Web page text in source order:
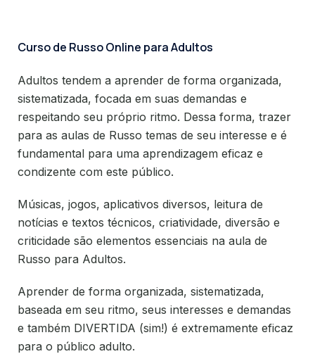
Curso de Russo Online para Adultos
Adultos tendem a aprender de forma organizada,
sistematizada, focada em suas demandas e
respeitando seu próprio ritmo. Dessa forma, trazer
para as aulas de Russo temas de seu interesse e é
fundamental para uma aprendizagem eficaz e
condizente com este público.
Músicas, jogos, aplicativos diversos, leitura de
notícias e textos técnicos, criatividade, diversão e
criticidade são elementos essenciais na aula de
Russo para Adultos.
Aprender de forma organizada, sistematizada,
baseada em seu ritmo, seus interesses e demandas
e também DIVERTIDA (sim!) é extremamente eficaz
para o público adulto.